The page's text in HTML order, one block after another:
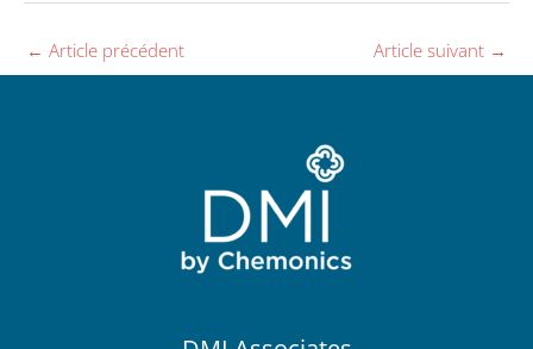
← Article précédent Article suivant →